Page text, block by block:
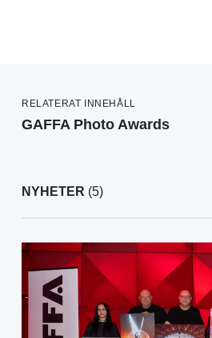
RELATERAT INNEHÅLL
GAFFA Photo Awards
NYHETER (5)